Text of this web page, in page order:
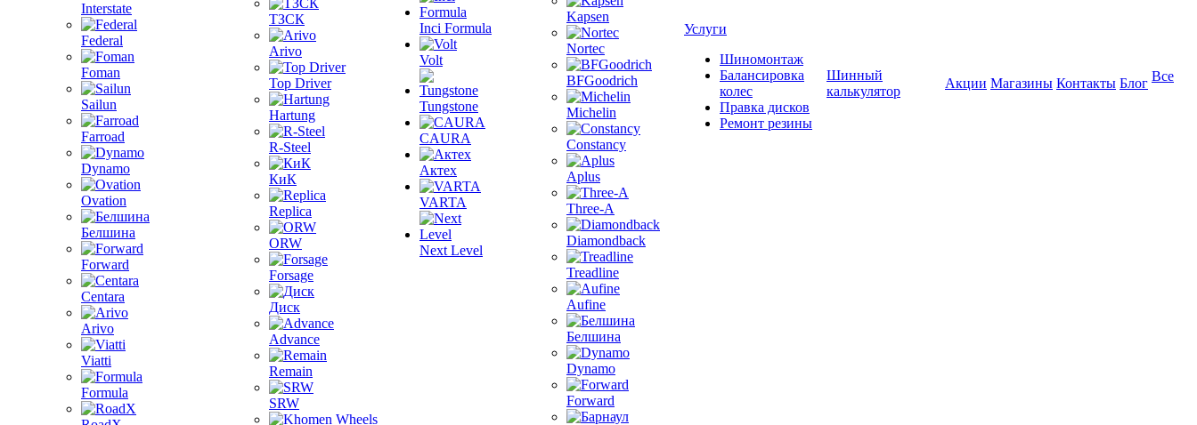
Interstate
Federal
Foman
Sailun
Farroad
Dynamo
Ovation
Белшина
Forward
Centara
Arivo
Viatti
Formula
ТЗСК
Arivo
Top Driver
Hartung
R-Steel
КиК
Replica
ORW
Forsage
Диск
Advance
Remain
SRW
Inci Formula
Volt
Tungstone
CAURA
Актех
VARTA
Next Level
Kapsen
Nortec
BFGoodrich
Michelin
Constancy
Aplus
Three-A
Diamondback
Treadline
Aufine
Белшина
Dynamo
Forward
Услуги
Шиномонтаж
Балансировка
колес
Правка дисков
Ремонт резины
Шинный
калькулятор
Акции Магазины Контакты Блог Все